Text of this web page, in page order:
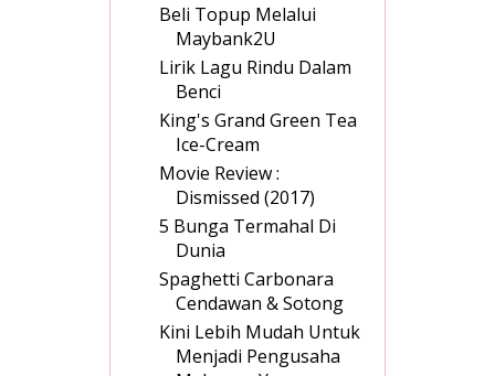
Beli Topup Melalui
Maybank2U
Lirik Lagu Rindu Dalam
Benci
King's Grand Green Tea
Ice-Cream
Movie Review :
Dismissed (2017)
5 Bunga Termahal Di
Dunia
Spaghetti Carbonara
Cendawan & Sotong
Kini Lebih Mudah Untuk
Menjadi Pengusaha